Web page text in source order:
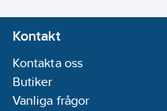
Kontakt
Kontakta oss
Butiker
Vanliga frågor